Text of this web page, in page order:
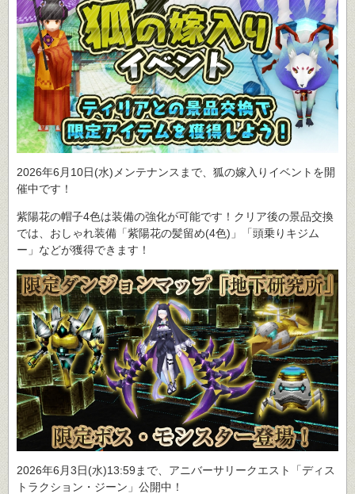
2026年6月10日(水)メンテナンスまで、狐の嫁入りイベントを開
催中です！
紫陽花の帽子4色は装備の強化が可能です！クリア後の景品交換
では、おしゃれ装備「紫陽花の髪留め(4色)」「頭乗りキジム
ー」などが獲得できます！
2026年6月3日(水)13:59まで、アニバーサリークエスト「ディス
トラクション・ジーン」公開中！